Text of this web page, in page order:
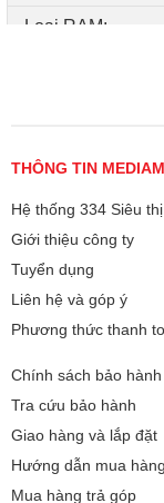
Trò chuyện video
Loại RAM:
Công nghệ MH:
Màn hình cảm
Chipset đồ họa:
THÔNG TIN
Hệ thống 334 Siêu thị
Giới thiệu công ty
Tuyển dụng
Liên hệ và góp ý
Phương thức thanh
Chính sách bảo hành
Tra cứu bảo hành
Giao hàng và lắp đặt
Hướng dẫn mua
Mua hàng trả góp